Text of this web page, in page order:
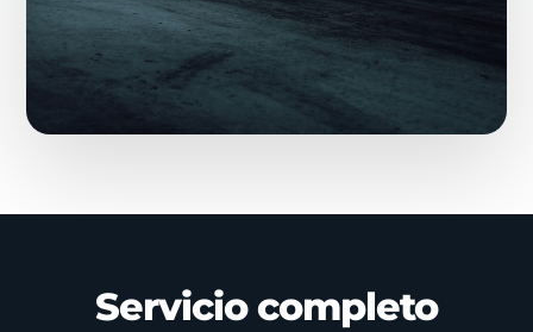
Servicio completo